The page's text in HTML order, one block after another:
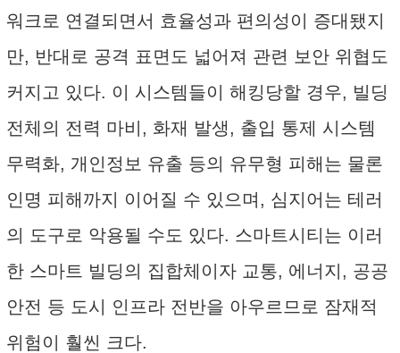
워크로 연결되면서 효율성과 편의성이 증대됐지
만, 반대로 공격 표면도 넓어져 관련 보안 위협도
커지고 있다. 이 시스템들이 해킹당할 경우, 빌딩
전체의 전력 마비, 화재 발생, 출입 통제 시스템
무력화, 개인정보 유출 등의 유무형 피해는 물론
인명 피해까지 이어질 수 있으며, 심지어는 테러
의 도구로 악용될 수도 있다. 스마트시티는 이러
한 스마트 빌딩의 집합체이자 교통, 에너지, 공공
안전 등 도시 인프라 전반을 아우르므로 잠재적
위험이 훨씬 크다.